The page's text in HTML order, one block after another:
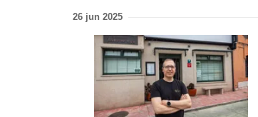
26 jun 2025